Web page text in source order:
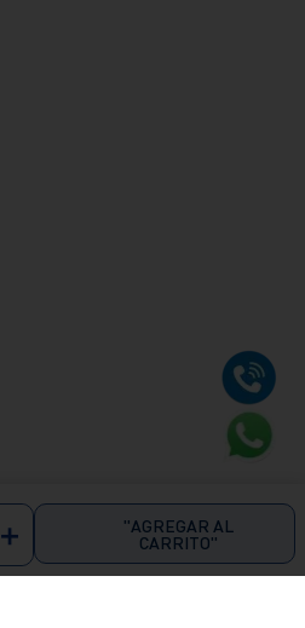
＋ "AGREGAR AL
CARRITO"